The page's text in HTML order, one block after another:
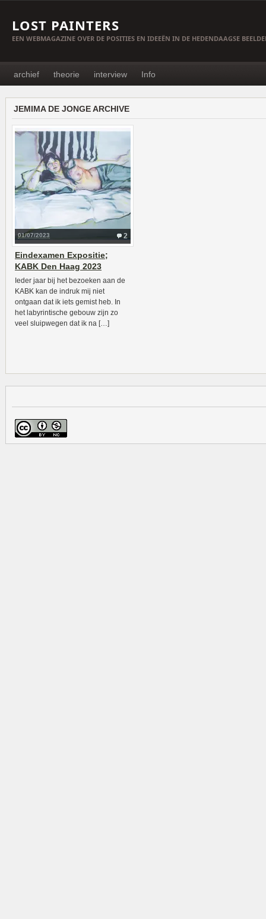
LOST PAINTERS
EEN WEBMAGAZINE OVER DE POSITIES EN IDEEËN IN DE HEDENDAAGSE
archief theorie interview Info
JEMIMA DE JONGE ARCHIVE
2
01/07/2023
Eindexamen Expositie;
KABK Den Haag 2023
Ieder jaar bij het bezoeken aan de
KABK kan de indruk mij niet
ontgaan dat ik iets gemist heb. In
het labyrintische gebouw zijn zo
veel sluipwegen dat ik na […]